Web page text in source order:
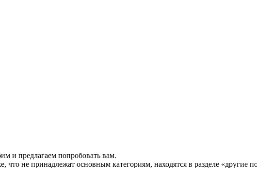
и предлагаем попробовать вам.
не принадлежат основным категориям, находятся в разделе «другие